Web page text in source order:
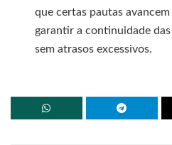
que certas pautas
garantir a continuidade
sem atrasos excessivos.